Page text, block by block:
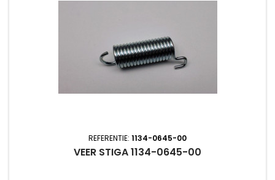
REFERENTIE: 1134-0645-00
VEER STIGA 1134-0645-00